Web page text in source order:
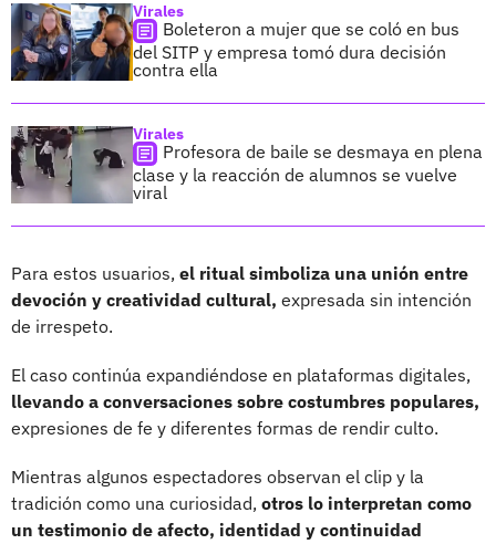
Virales
Boleteron a mujer que se coló en bus
del SITP y empresa tomó dura decisión
contra ella
Virales
Profesora de baile se desmaya en plena
clase y la reacción de alumnos se vuelve
viral
Para estos usuarios, el ritual simboliza una unión entre
devoción y creatividad cultural, expresada sin intención
de irrespeto.
El caso continúa expandiéndose en plataformas digitales,
llevando a conversaciones sobre costumbres populares,
expresiones de fe y diferentes formas de rendir culto.
Mientras algunos espectadores observan el clip y la
tradición como una curiosidad, otros lo interpretan como
un testimonio de afecto, identidad y continuidad